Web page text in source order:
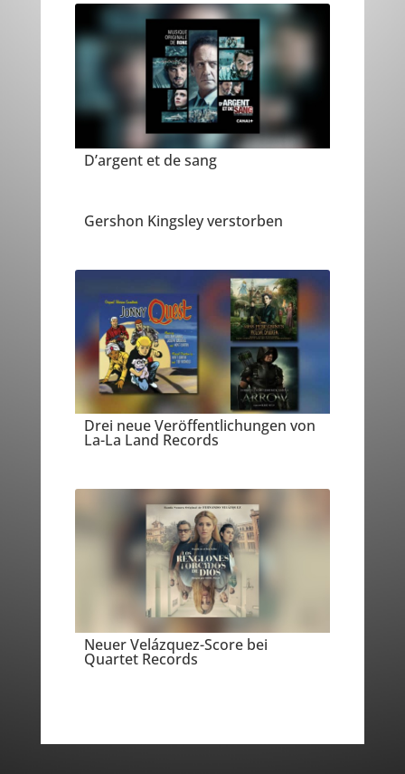
D’argent et de sang
Gershon Kingsley verstorben
Drei neue Veröffentlichungen von
La-La Land Records
Neuer Velázquez-Score bei
Quartet Records